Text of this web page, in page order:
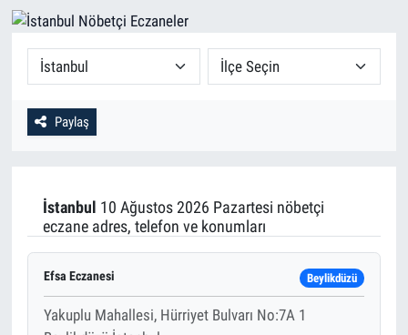
Paylaş
İstanbul 10 Ağustos 2026 Pazartesi nöbetçi
eczane adres, telefon ve konumları
Efsa Eczanesi Beylikdüzü
Yakuplu Mahallesi, Hürriyet Bulvarı No:7A 1